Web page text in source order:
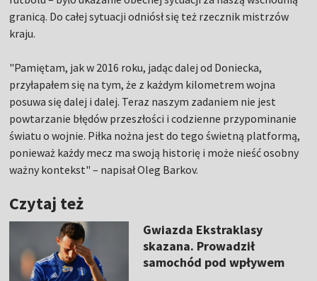
granicą. Do całej sytuacji odniósł się też rzecznik mistrzów
kraju.
"Pamiętam, jak w 2016 roku, jadąc dalej od Doniecka,
przyłapałem się na tym, że z każdym kilometrem wojna
posuwa się dalej i dalej. Teraz naszym zadaniem nie jest
powtarzanie błędów przeszłości i codzienne przypominanie
światu o wojnie. Piłka nożna jest do tego świetną platformą,
ponieważ każdy mecz ma swoją historię i może nieść osobny
ważny kontekst" – napisał Oleg Barkov.
Czytaj też
Gwiazda Ekstraklasy
skazana. Prowadził
samochód pod wpływem